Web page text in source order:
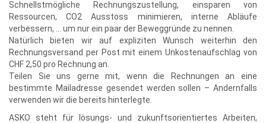
Schnellstmögliche Rechnungszustellung, einsparen von
Ressourcen, CO2 Ausstoss minimieren, interne Abläufe
verbessern, … um nur ein paar der Beweggründe zu nennen.
Natürlich bieten wir auf expliziten Wunsch weiterhin den
Rechnungsversand per Post mit einem Unkostenaufschlag von
CHF 2,50 pro Rechnung an.
Teilen Sie uns gerne mit, wenn die Rechnungen an eine
bestimmte Mailadresse gesendet werden sollen – Andernfalls
verwenden wir die bereits hinterlegte.
ASKO steht für lösungs- und zukunftsorientiertes Arbeiten,